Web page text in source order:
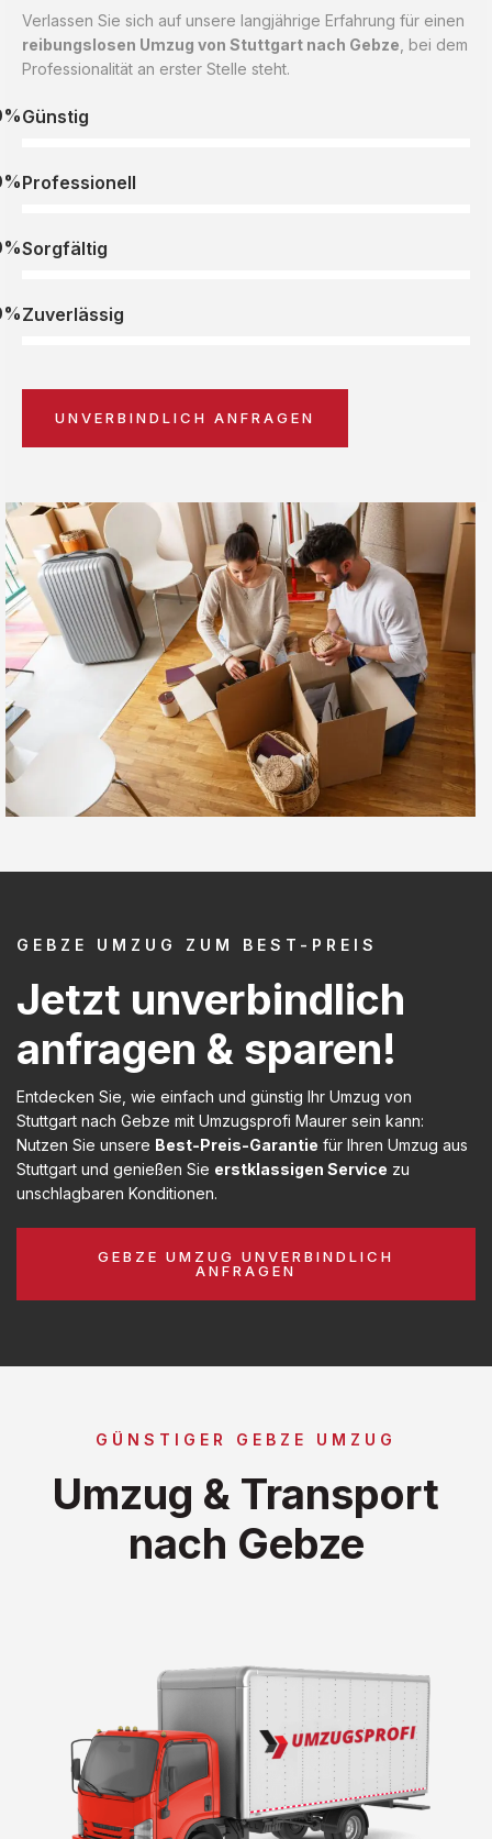
Verlassen Sie sich auf unsere langjährige Erfahrung für einen
reibungslosen Umzug von Stuttgart nach Gebze , bei dem
Professionalität an erster Stelle steht.
Günstig
Professionell
Sorgfältig
Zuverlässig
UNVERBINDLICH ANFRAGEN
GEBZE UMZUG ZUM BEST-PREIS
Jetzt unverbindlich
anfragen & sparen!
Entdecken Sie, wie einfach und günstig Ihr Umzug von
Stuttgart nach Gebze mit Umzugsprofi Maurer sein kann:
Nutzen Sie unsere Best-Preis-Garantie für Ihren Umzug aus
Stuttgart und genießen Sie erstklassigen Service zu
unschlagbaren Konditionen.
GEBZE UMZUG UNVERBINDLICH
ANFRAGEN
GÜNSTIGER GEBZE UMZUG
Umzug & Transport
nach Gebze